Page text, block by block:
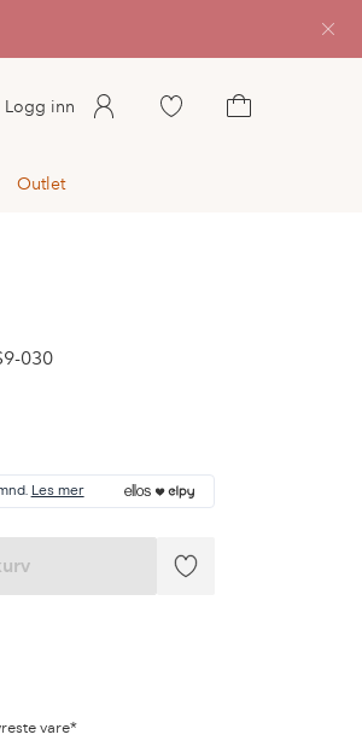
Lukk
Logg inn
Gå
Outlet
030
Les mer
Legg
vare*